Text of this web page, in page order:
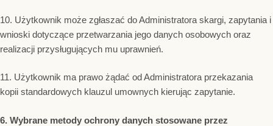
10. Użytkownik może zgłaszać do Administratora skargi, zapytania i
wnioski dotyczące przetwarzania jego danych osobowych oraz
realizacji przysługujących mu uprawnień.
11. Użytkownik ma prawo żądać od Administratora przekazania
kopii standardowych klauzul umownych kierując zapytanie.
6. Wybrane metody ochrony danych stosowane przez